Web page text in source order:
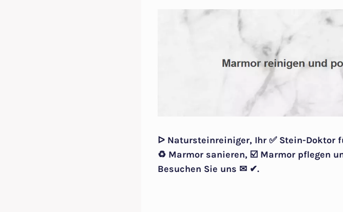
ᐅ Natursteinreiniger, Ihr ✅ Stein-
♻ Marmor sanieren, ☑️ Marmor pflegen
Besuchen Sie uns ✉ ✔.